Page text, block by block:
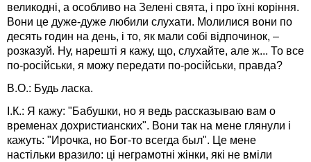
великодні, а особливо на Зелені свята, і про їхні коріння.
Вони це дуже-дуже любили слухати. Молилися вони по
десять годин на день, і то, як мали собі відпочинок, –
розказуй. Ну, нарешті я кажу, що, слухайте, але ж... То все
по-російськи, я можу передати по-російськи, правда?
В.О.: Будь ласка.
І.К.: Я кажу: "Бабушки, но я ведь рассказываю вам о
временах дохристианских". Вони так на мене глянули і
кажуть: "Ирочка, но Бог-то всегда был". Це мене
настільки вразило: ці неграмотні жінки, які не вміли